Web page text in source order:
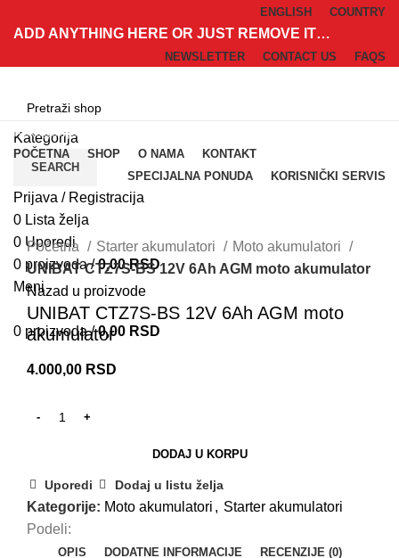
ENGLISH COUNTRY
ADD ANYTHING HERE OR JUST REMOVE IT…
NEWSLETTER CONTACT US FAQS
Kategorija
SEARCH
Prijava / Registracija
0 Lista želja
0 Uporedi
0 proizvoda / 0,00RSD
Meni
0 proizvoda / 0,00 RSD
Kategorije
POČETNA SHOP O NAMA
KONTAKT
SPECIJALNA PONUDA
KORISNIČKI SERVIS
Klik za uvećanje
Početna
Starter akumulatori
Moto akumulatori
UNIBAT CTZ7S-BS 12V 6Ah AGM moto akumulator
Nazad u proizvode
UNIBAT CTZ7S-BS 12V 6Ah AGM moto
akumulator
4.000,00 RSD
DODAJ U KORPU
Uporedi Dodaj u listu želja
Kategorije: Moto akumulatori , Starter akumulatori
Podeli:
OPIS DODATNE INFORMACIJE
RECENZIJE (0)